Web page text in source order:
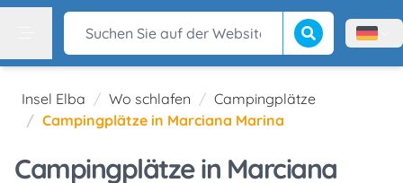
Suchen Sie auf der Website Suche beginnen
Menù
Insel Elba Wo schlafen
Campingplätze
Campingplätze in Marciana Marina
Campingplätze in Marciana